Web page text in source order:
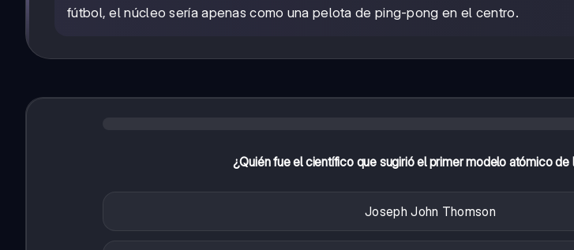
fútbol, el núcleo sería apenas como una pelota de ping-pong en el centro.
¿Quién fue el científico que sugirió el primer modelo atómico de
Joseph John Thomson